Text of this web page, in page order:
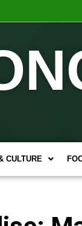
CULTURE